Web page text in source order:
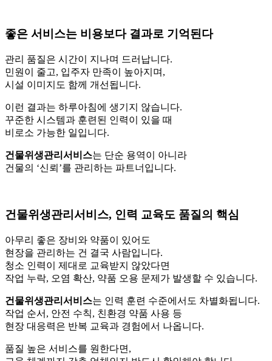
좋은 서비스는 비용보다 결과로 기억된다
관리 품질은 시간이 지나며 드러납니다.
민원이 줄고, 입주자 만족이 높아지며,
시설 이미지도 함께 개선됩니다.
이런 결과는 하루아침에 생기지 않습니다.
꾸준한 시스템과 훈련된 인력이 있을 때
비로소 가능한 일입니다.
건물위생관리서비스는 단순 용역이 아니라
건물의 ‘신뢰’를 관리하는 파트너입니다.
건물위생관리서비스, 인력 교육도 품질의 핵심
아무리 좋은 장비와 약품이 있어도
현장을 관리하는 건 결국 사람입니다.
청소 인력이 제대로 교육받지 않았다면
작업 누락, 오염 확산, 약품 오용 문제가 발생할 수 있습니다.
건물위생관리서비스는 인력 훈련 수준에서도 차별화됩니다.
작업 순서, 안전 수칙, 친환경 약품 사용 등
현장 대응력은 반복 교육과 경험에서 나옵니다.
품질 높은 서비스를 원한다면,